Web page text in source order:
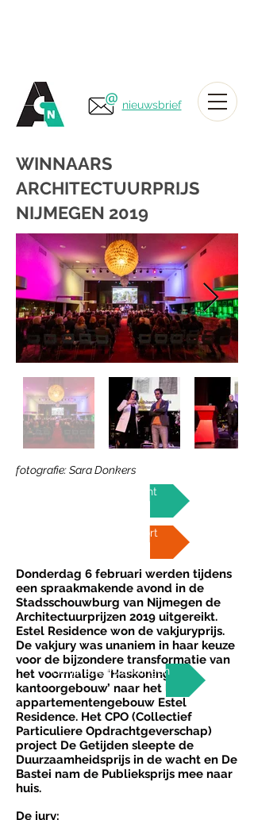
nieuwsbrief
WINNAARS
ARCHITECTUURPRIJS
NIJMEGEN 2019
fotografie: Sara Donkers
Persbericht
Juryrapport
Donderdag 6 februari werden tijdens
een spraakmakende avond in de
Stadsschouwburg van Nijmegen de
Architectuurprijzen 2019 uitgereikt.
Estel Residence won de vakjuryprijs.
De vakjury was unaniem in haar keuze
voor de bijzondere transformatie van
het voormalige ‘Haskoning
kantoorgebouw’ naar het luxe
appartementengebouw Estel
Residence. Het CPO (Collectief
Particuliere Opdrachtgeverschap)
project De Getijden sleepte de
Duurzaamheidsprijs in de wacht en De
Bastei nam de Publieksprijs mee naar
huis.
De jury:
Bekijk alle inzendingen